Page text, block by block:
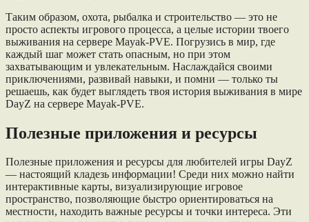
Таким образом, охота, рыбалка и строительство — это не
просто аспекты игрового процесса, а целые истории твоего
выживания на сервере Mayak-PVE. Погрузись в мир, где
каждый шаг может стать опасным, но при этом
захватывающим и увлекательным. Наслаждайся своими
приключениями, развивай навыки, и помни — только ты
решаешь, как будет выглядеть твоя история выживания в мире
DayZ на сервере Mayak-PVE.
Полезные приложения и ресурсы
Полезные приложения и ресурсы для любителей игры DayZ
— настоящий кладезь информации! Среди них можно найти
интерактивные карты, визуализирующие игровое
пространство, позволяющие быстро ориентироваться на
местности, находить важные ресурсы и точки интереса. Эти